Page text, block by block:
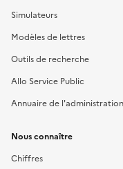
Simulateurs
Modèles de lettres
Outils de recherche
Allo Service Public
Annuaire de l'administration
Nous connaître
Chiffres